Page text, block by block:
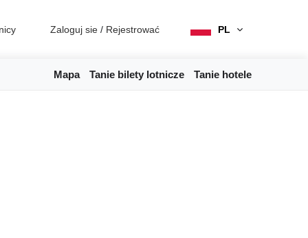
Zaloguj sie / Rejestrować PL
Mapa Tanie bilety lotnicze Tanie hotele